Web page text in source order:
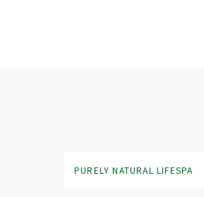
PURELY NATURAL LIFESPA